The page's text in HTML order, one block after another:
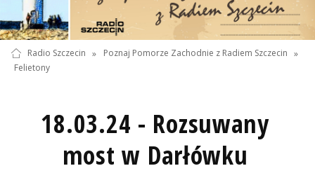
Radio Szczecin » Poznaj Pomorze Zachodnie z Radiem Szczecin »
Felietony
18.03.24 - Rozsuwany
most w Darłówku